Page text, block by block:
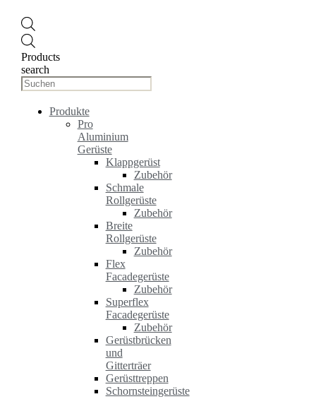
Products
search
Produkte
Pro
Aluminium
Gerüste
Klappgerüst
Zubehör
Schmale
Rollgerüste
Zubehör
Breite
Rollgerüste
Zubehör
Flex
Facadegerüste
Zubehör
Superflex
Facadegerüste
Zubehör
Gerüstbrücken
und
Gitterträer
Gerüsttreppen
Schornsteingerüste